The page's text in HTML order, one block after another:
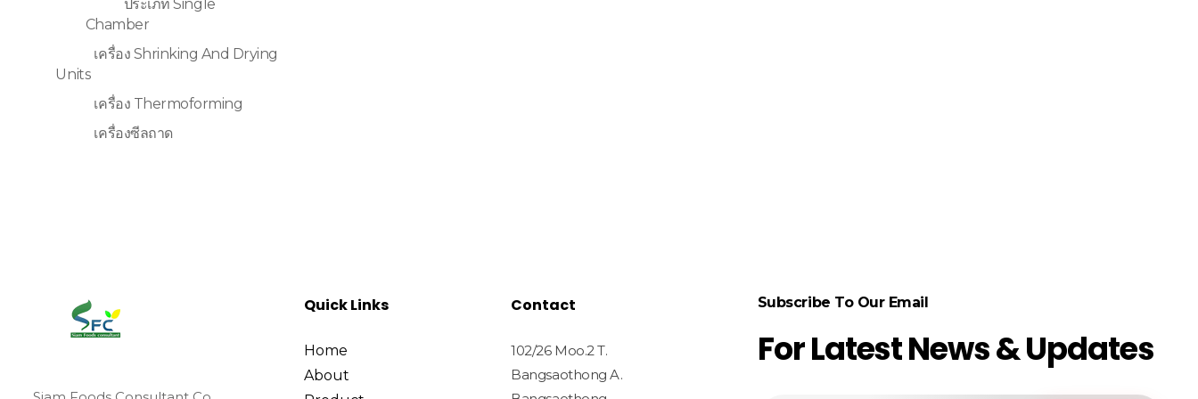
ประเภท Single
Chamber
เครื่อง Shrinking And Drying
Units
เครื่อง Thermoforming
เครื่องซีลถาด
Quick Links
Home
About
Contact
102/26 Moo.2 T.
Bangsaothong A.
Subscribe To Our Email
For Latest News & Updates